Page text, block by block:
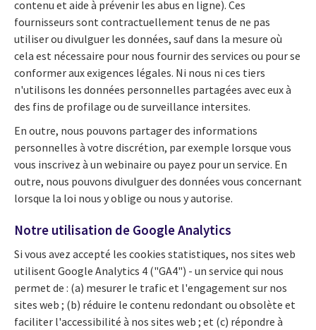
contenu et aide à prévenir les abus en ligne). Ces
fournisseurs sont contractuellement tenus de ne pas
utiliser ou divulguer les données, sauf dans la mesure où
cela est nécessaire pour nous fournir des services ou pour se
conformer aux exigences légales. Ni nous ni ces tiers
n'utilisons les données personnelles partagées avec eux à
des fins de profilage ou de surveillance intersites.
En outre, nous pouvons partager des informations
personnelles à votre discrétion, par exemple lorsque vous
vous inscrivez à un webinaire ou payez pour un service. En
outre, nous pouvons divulguer des données vous concernant
lorsque la loi nous y oblige ou nous y autorise.
Notre utilisation de Google Analytics
Si vous avez accepté les cookies statistiques, nos sites web
utilisent Google Analytics 4 ("GA4") - un service qui nous
permet de : (a) mesurer le trafic et l'engagement sur nos
sites web ; (b) réduire le contenu redondant ou obsolète et
faciliter l'accessibilité à nos sites web ; et (c) répondre à